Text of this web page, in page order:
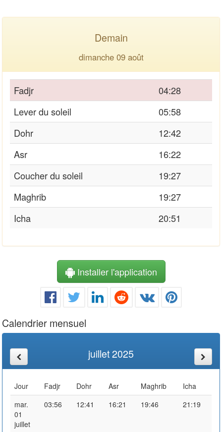
Demain
dimanche 09 août
Fadjr
04:28
Lever du soleil
05:58
Dohr
12:42
Asr
16:22
Coucher du soleil
19:27
Maghrib
19:27
Icha
20:51
Installer l'application
Calendrier mensuel
juillet 2025
Jour Fadjr Dohr Asr Maghrib
Icha
mar.
01
juillet
03:56 12:41 16:21 19:46 21:19